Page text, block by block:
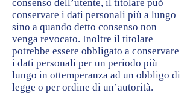
consenso dell’utente, il titolare può
conservare i dati personali più a lungo
sino a quando detto consenso non
venga revocato. Inoltre il titolare
potrebbe essere obbligato a conservare
i dati personali per un periodo più
lungo in ottemperanza ad un obbligo di
legge o per ordine di un’autorità.